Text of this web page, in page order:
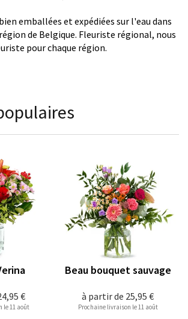
emballées et expédiées sur l'eau dans
de Belgique. Fleuriste régional, nous
pour chaque région.
€
le 11 août
à partir de 25,95 €
Beau bouquet sauvage
Prochaine livraison le 11 août